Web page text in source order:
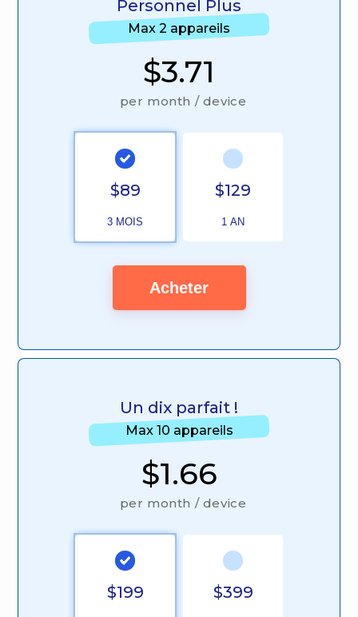
Personnel Plus
Max 2 appareils
$3.71
per month / device
$89
3 MOIS
$129
1 AN
Acheter
Un dix parfait !
Max 10 appareils
$1.66
per month / device
$199 $399